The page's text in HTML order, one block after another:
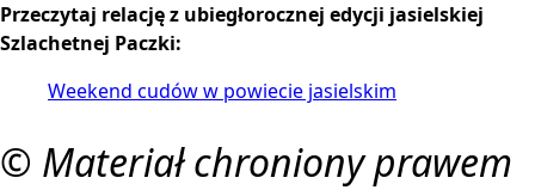
Przeczytaj relację z ubiegłorocznej edycji jasielskiej
Szlachetnej Paczki:
Weekend cudów w powiecie jasielskim
© Materiał chroniony prawem